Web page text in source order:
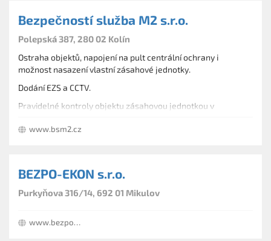
Bezpečností služba M2 s.r.o.
Polepská 387, 280 02 Kolín
Ostraha objektů, napojení na pult centrální ochrany i
možnost nasazení vlastní zásahové jednotky.
Dodání EZS a CCTV.
Pravidelné kontroly objektu zásahovou jednotkou v
www.bsm2.cz
BEZPO-EKON s.r.o.
Purkyňova 316/14, 692 01 Mikulov
www.bezpoekon.euweb.cz